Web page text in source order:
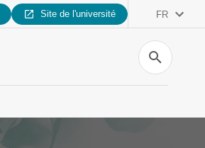
Site de l'université FR
Recherche